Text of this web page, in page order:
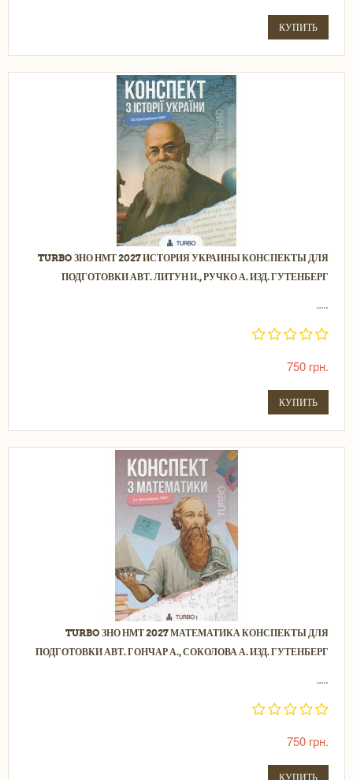
КУПИТЬ
TURBO ЗНО НМТ 2027 ИСТОРИЯ УКРАИНЫ КОНСПЕКТЫ ДЛЯ
ПОДГОТОВКИ АВТ. ЛИТУН И., РУЧКО А. ИЗД. ГУТЕНБЕРГ
.....
750 грн.
КУПИТЬ
TURBO ЗНО НМТ 2027 МАТЕМАТИКА КОНСПЕКТЫ ДЛЯ
ПОДГОТОВКИ АВТ. ГОНЧАР А., СОКОЛОВА А. ИЗД. ГУТЕНБЕРГ
.....
750 грн.
КУПИТЬ